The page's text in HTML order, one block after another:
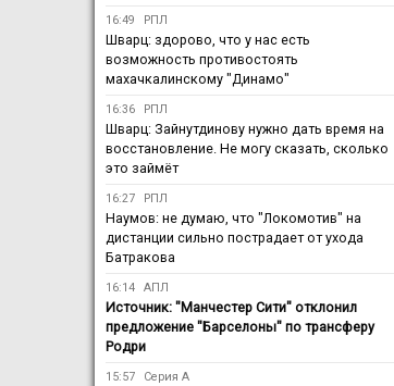
16:49 РПЛ
Шварц: здорово, что у нас есть
возможность противостоять
махачкалинскому "Динамо"
16:36 РПЛ
Шварц: Зайнутдинову нужно дать время на
восстановление. Не могу сказать, сколько
это займёт
16:27 РПЛ
Наумов: не думаю, что "Локомотив" на
дистанции сильно пострадает от ухода
Батракова
16:14 АПЛ
Источник: "Манчестер Сити" отклонил
предложение "Барселоны" по трансферу
Родри
15:57 Серия А